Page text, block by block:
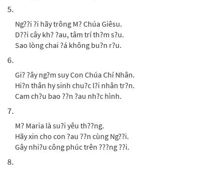
5.
Ng??i ?i hãy trông M? Chúa Giêsu.
D??i cây kh? ?au, tâm trí th?m s?u.
Sao lòng chai ?á không bu?n r?u.
6.
Gi? ?ây ng?m suy Con Chúa Chí Nhân.
Hi?n thân hy sinh chu?c l?i nhân tr?n.
Cam ch?u bao ??n ?au nh?c hình.
7.
M? Maria là su?i yêu th??ng.
Hãy xin cho con ?au ??n cùng Ng??i.
Gây nhi?u công phúc trên ???ng ??i.
8.